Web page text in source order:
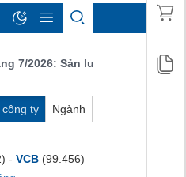
Sản lượng, số lượng đơn
công ty Ngành
- VCB (99.456)